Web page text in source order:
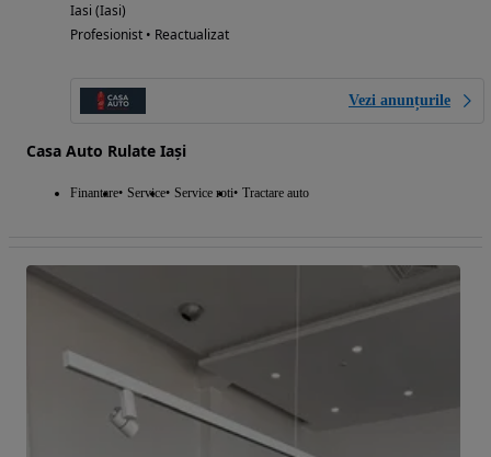
Iasi (Iasi)
Profesionist • Reactualizat
Vezi anunțurile
Casa Auto Rulate Iași
Finantare Service Service roti Tractare auto